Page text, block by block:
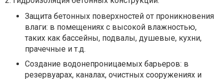
Защита бетонных поверхностей от проникновения
влаги: в помещениях с высокой влажностью,
таких как бассейны, подвалы, душевые, кухни,
прачечные и т.д.
Создание водонепроницаемых барьеров: в
резервуарах, каналах, очистных сооружениях и